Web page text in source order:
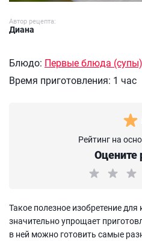
Автор рецепта:
Диана
Блюдо: Первые блюда (супы)
Время приготовления: 1 час
Рейтинг на
Оцените
Такое полезное изобретение
значительно упрощает
в ней можно готовить самые